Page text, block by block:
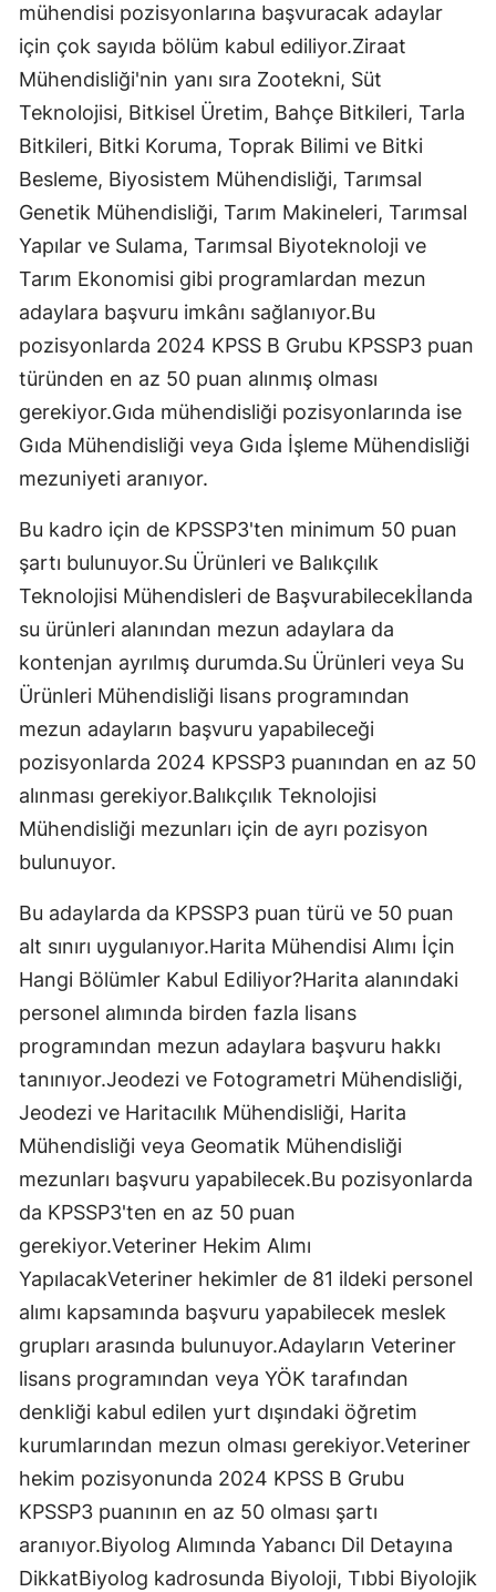
mühendisi pozisyonlarına başvuracak adaylar
için çok sayıda bölüm kabul ediliyor.Ziraat
Mühendisliği'nin yanı sıra Zootekni, Süt
Teknolojisi, Bitkisel Üretim, Bahçe Bitkileri, Tarla
Bitkileri, Bitki Koruma, Toprak Bilimi ve Bitki
Besleme, Biyosistem Mühendisliği, Tarımsal
Genetik Mühendisliği, Tarım Makineleri, Tarımsal
Yapılar ve Sulama, Tarımsal Biyoteknoloji ve
Tarım Ekonomisi gibi programlardan mezun
adaylara başvuru imkânı sağlanıyor.Bu
pozisyonlarda 2024 KPSS B Grubu KPSSP3 puan
türünden en az 50 puan alınmış olması
gerekiyor.Gıda mühendisliği pozisyonlarında ise
Gıda Mühendisliği veya Gıda İşleme Mühendisliği
mezuniyeti aranıyor.
Bu kadro için de KPSSP3'ten minimum 50 puan
şartı bulunuyor.Su Ürünleri ve Balıkçılık
Teknolojisi Mühendisleri de Başvurabilecekİlanda
su ürünleri alanından mezun adaylara da
kontenjan ayrılmış durumda.Su Ürünleri veya Su
Ürünleri Mühendisliği lisans programından
mezun adayların başvuru yapabileceği
pozisyonlarda 2024 KPSSP3 puanından en az 50
alınması gerekiyor.Balıkçılık Teknolojisi
Mühendisliği mezunları için de ayrı pozisyon
bulunuyor.
Bu adaylarda da KPSSP3 puan türü ve 50 puan
alt sınırı uygulanıyor.Harita Mühendisi Alımı İçin
Hangi Bölümler Kabul Ediliyor?Harita alanındaki
personel alımında birden fazla lisans
programından mezun adaylara başvuru hakkı
tanınıyor.Jeodezi ve Fotogrametri Mühendisliği,
Jeodezi ve Haritacılık Mühendisliği, Harita
Mühendisliği veya Geomatik Mühendisliği
mezunları başvuru yapabilecek.Bu pozisyonlarda
da KPSSP3'ten en az 50 puan
gerekiyor.Veteriner Hekim Alımı
YapılacakVeteriner hekimler de 81 ildeki personel
alımı kapsamında başvuru yapabilecek meslek
grupları arasında bulunuyor.Adayların Veteriner
lisans programından veya YÖK tarafından
denkliği kabul edilen yurt dışındaki öğretim
kurumlarından mezun olması gerekiyor.Veteriner
hekim pozisyonunda 2024 KPSS B Grubu
KPSSP3 puanının en az 50 olması şartı
aranıyor.Biyolog Alımında Yabancı Dil Detayına
DikkatBiyolog kadrosunda Biyoloji, Tıbbi Biyolojik